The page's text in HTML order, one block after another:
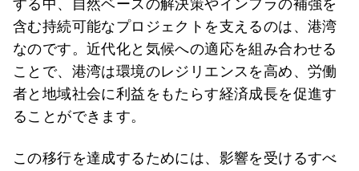
する中、自然ベースの解決策やインフラの補強を
含む持続可能なプロジェクトを支えるのは、港湾
なのです。近代化と気候への適応を組み合わせる
ことで、港湾は環境のレジリエンスを高め、労働
者と地域社会に利益をもたらす経済成長を促進す
ることができます。
この移行を達成するためには、影響を受けるすべ